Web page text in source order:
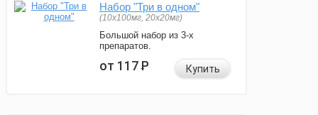
Набор "Три в одном"
(10x100мг, 20x20мг)
Большой набор из 3-х
препаратов.
от 117Р Купить